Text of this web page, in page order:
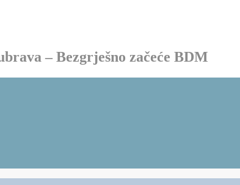
– Bezgrješno začeće BDM